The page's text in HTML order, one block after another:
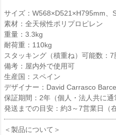
サイズ：W568×D521×H795mm、
素材：全天候性ポリプロピレン
重量：3.3kg
耐荷重：110kg
スタッキング（積重ね）可能数：7
備考：屋内外で使用可
生産国：スペイン
デザイナー：David Carrasco
保証期間：2年（個人・法人共に通
発送までの目安：約3～7営業日（
＜製品について＞